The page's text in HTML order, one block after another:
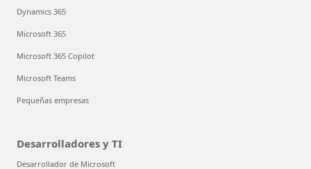
Dynamics 365
Microsoft 365
Microsoft 365 Copilot
Microsoft Teams
Pequeñas empresas
Desarrolladores y TI
Desarrollador de Microsoft